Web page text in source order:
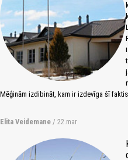
Mēģinām izdibināt, kam ir izdevīga šī
Elita Veidemane / 22.mar